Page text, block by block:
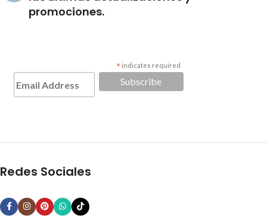
promociones.
* indicates required
Redes Sociales